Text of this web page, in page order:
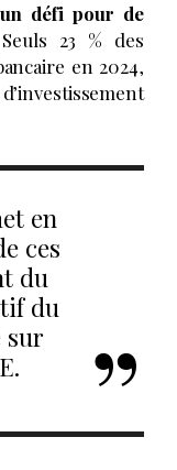
défi pour de
Seuls 23 % des
en 2024,
en
ces
du
du
sur